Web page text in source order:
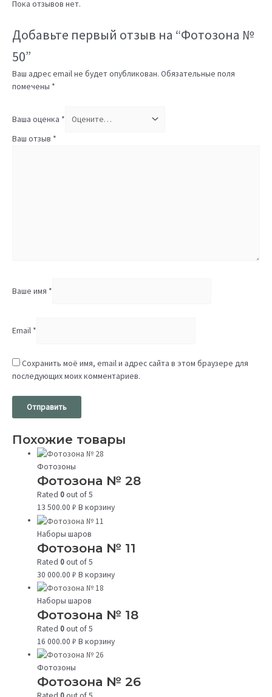
Пока отзывов нет.
Добавьте первый отзыв на “Фотозона №
50”
Ваш адрес email не будет опубликован. Обязательные поля
помечены *
Ваша оценка *
Ваш отзыв *
Ваше имя *
Email *
Сохранить моё имя, email и адрес сайта в этом браузере для
последующих моих комментариев.
Похожие товары
Фотозоны
Фотозона № 28
Rated0out of 5
13 500.00₽ В корзину
Наборы шаров
Фотозона № 11
Rated0out of 5
30 000.00₽ В корзину
Наборы шаров
Фотозона № 18
Rated0out of 5
16 000.00₽ В корзину
Фотозоны
Фотозона № 26